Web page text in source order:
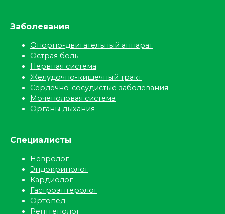
Заболевания
Опорно-двигательный аппарат
Острая боль
Нервная система
Желудочно-кишечный тракт
Сердечно-сосудистые заболевания
Мочеполовая система
Органы дыхания
Специалисты
Невролог
Эндокринолог
Кардиолог
Гастроэнтеролог
Ортопед
Рентгенолог